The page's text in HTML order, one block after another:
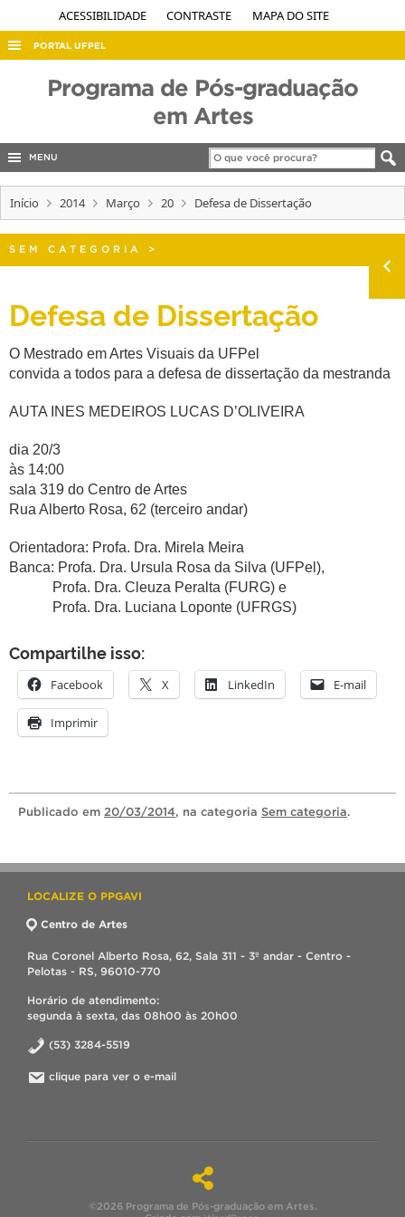
ACESSIBILIDADE CONTRASTE MAPA DO SITE
PORTAL UFPEL
EDITAIS
TELEFONES
Programa de Pós-graduação
em Artes
MENU
Início 2014 Março 20 Defesa de Dissertação
SEM CATEGORIA >
Defesa de Dissertação
O Mestrado em Artes Visuais da UFPel
convida a todos para a defesa de dissertação da mestranda
AUTA INES MEDEIROS LUCAS D’OLIVEIRA
dia 20/3
às 14:00
sala 319 do Centro de Artes
Rua Alberto Rosa, 62 (terceiro andar)
Orientadora: Profa. Dra. Mirela Meira
Banca: Profa. Dra. Ursula Rosa da Silva (UFPel),
Profa. Dra. Cleuza Peralta (FURG) e
Profa. Dra. Luciana Loponte (UFRGS)
Compartilhe isso:
Facebook X LinkedIn E-mail
Imprimir
Publicado em 20/03/2014, na categoria Sem categoria.
LOCALIZE O PPGAVI
Centro de Artes
Rua Coronel Alberto Rosa, 62, Sala 311 - 3º andar - Centro -
Pelotas - RS, 96010-770
Horário de atendimento:
segunda à sexta, das 08h00 às 20h00
(53) 3284-5519
clique para ver o e-mail
©2026 Programa de Pós-graduação em Artes.